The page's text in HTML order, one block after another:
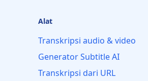
Alat
Transkripsi audio & video
Generator Subtitle AI
Transkripsi dari URL